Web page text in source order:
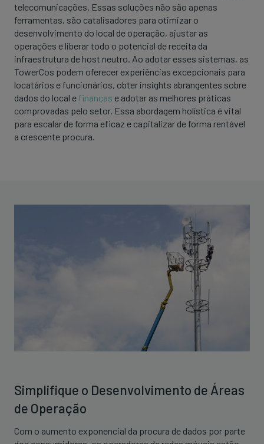
telecomunicações. Essas soluções não são apenas
ferramentas, são catalisadores para otimizar o
desenvolvimento do local de operação, ajustar as
operações e liberar todo o potencial de receita da
infraestrutura de host neutro. Ao adotar esses sistemas, as
TowerCos podem oferecer experiências excepcionais para
locatários e funcionários, obter insights abrangentes sobre
dados do local e finanças e adotar as melhores práticas
comprovadas pelo setor. Essa abordagem holística é vital
para escalar de forma eficaz e capitalizar de forma rentável
a crescente procura.
Simplifique o Desenvolvimento de Áreas
de Operação
Com o aumento exponencial da procura de dados por parte